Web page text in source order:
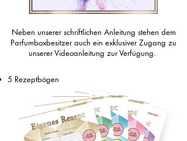
Neben unserer schriftlichen Anleitung stehen dem
Parfumboxbesitzer auch ein exklusiver Zugang zu
unserer Videoanleitung zur Verfügung.
5 Rezeptbögen